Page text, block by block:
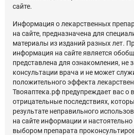
сайте.
Информация о лекарственных
на сайте, предназначена для
материалы из изданий разных лет.
информация на сайте является
представлена для ознакомления, не
консультации врача и не может
положительного эффекта
Твояаптека.рф предупреждает вас о
отрицательные последствиях,
результате неправильного
на сайте информации и
выбором препарата